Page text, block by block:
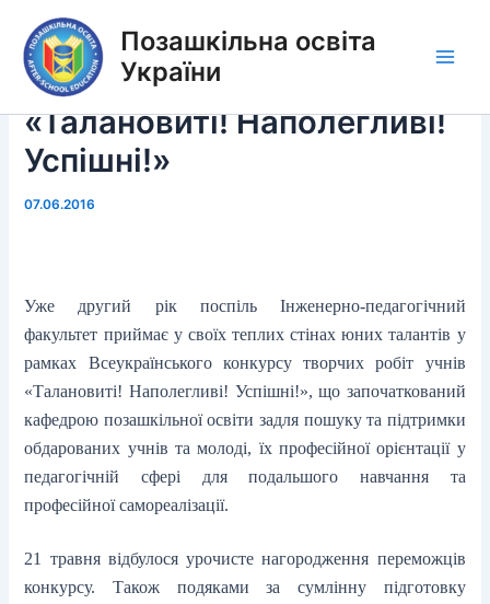
вмісту
Позашкільна освіта
України
«Талановиті! Наполегливі!
Успішні!»
07.06.2016
Уже другий рік поспіль Інженерно-педагогічний
факультет приймає у своїх теплих стінах юних талантів у
рамках Всеукраїнського конкурсу творчих робіт учнів
«Талановиті! Наполегливі! Успішні!», що започаткований
кафедрою позашкільної освіти задля пошуку та підтримки
обдарованих учнів та молоді, їх професійної орієнтації у
педагогічній сфері для подальшого навчання та
професійної самореалізації.
21 травня відбулося урочисте нагородження переможців
конкурсу. Також подяками за сумлінну підготовку